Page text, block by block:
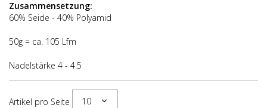
Zusammensetzung:
60% Seide - 40% Polyamid
50g = ca. 105 Lfm
Nadelstärke 4 - 4.5
Artikel pro Seite
10